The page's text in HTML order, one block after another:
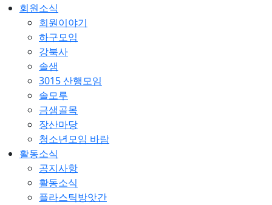
회원소식
회원이야기
하구모임
강북사
솔샘
3015 산행모임
솔모루
금샘골목
장산마당
청소년모임 바람
활동소식
공지사항
활동소식
플라스틱방앗간